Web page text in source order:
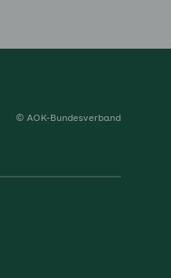
© AOK-Bundesverband